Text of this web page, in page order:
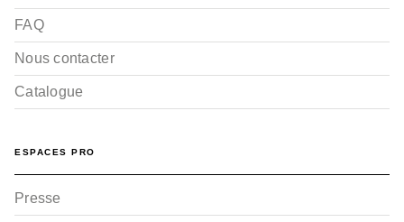
FAQ
Nous contacter
Catalogue
ESPACES PRO
Presse